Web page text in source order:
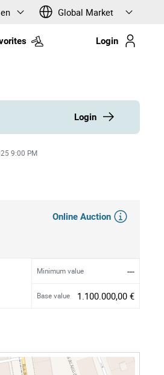
en Global Market
Login
Login
9:00 PM
Online Auction
Minimum value ---
Base value 1.100.000,00 €